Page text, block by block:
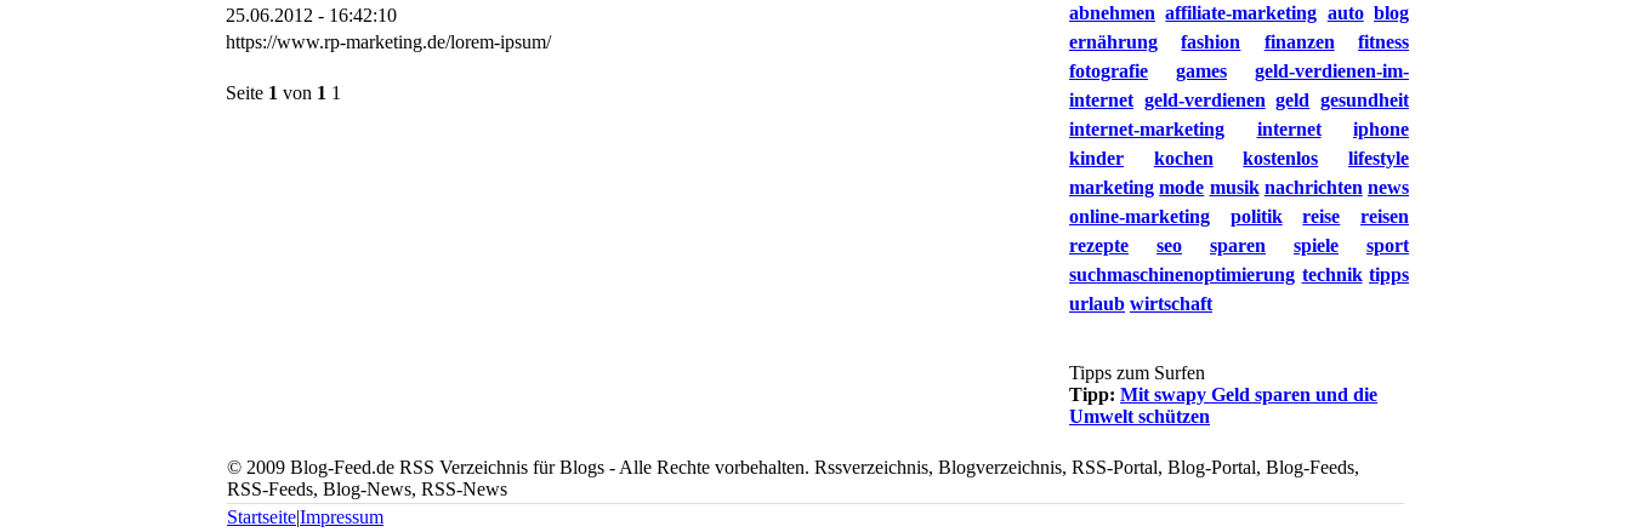
25.06.2012 - 16:42:10
https://www.rp-marketing.de/lorem-ipsum/
Seite 1 von 1 1
abnehmen affiliate-marketing auto blog
ernährung
fashion finanzen
fitness
fotografie
games
geld-verdienen-im-
internet geld-verdienen geld gesundheit
internet-marketing
internet
iphone
kinder
kochen kostenlos
lifestyle
marketing mode musik nachrichten news
online-marketing
politik reise
reisen
rezepte
seo sparen spiele
sport
suchmaschinenoptimierung technik tipps
urlaub wirtschaft
Tipps zum Surfen
Tipp: Mit swapy Geld sparen und die
Umwelt schützen
© 2009 Blog-Feed.de RSS Verzeichnis für Blogs - Alle Rechte vorbehalten. Rssverzeichnis, Blogverzeichnis, RSS-Portal, Blog-Portal, Blog-Feeds,
RSS-Feeds, Blog-News, RSS-News
Startseite|Impressum